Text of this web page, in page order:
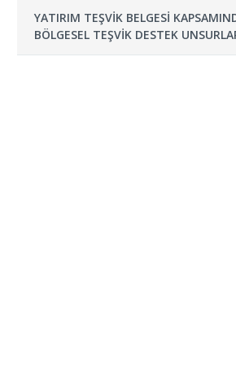
YATIRIM TEŞVİK BELGESİ
BÖLGESEL TEŞVİK DESTEK